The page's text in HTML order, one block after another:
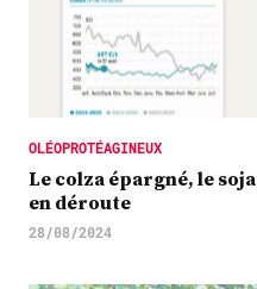
OLÉOPROTÉAGINEUX
Le colza épargné, le soja
en déroute
28/08/2024